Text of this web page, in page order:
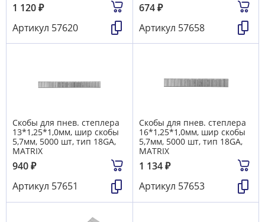
1 120₽
Артикул 57620
674₽
Артикул 57658
Скобы для пнев. степлера
13*1,25*1,0мм, шир скобы
5,7мм, 5000 шт, тип 18GA,
MATRIX
940₽
Артикул 57651
Скобы для пнев. степлера
16*1,25*1,0мм, шир скобы
5,7мм, 5000 шт, тип 18GA,
MATRIX
1 134₽
Артикул 57653